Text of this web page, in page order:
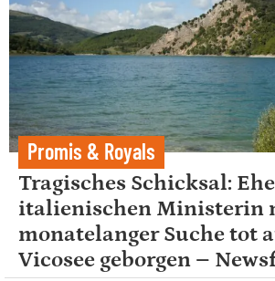
Promis & Royals
Tragisches Schicksal:
italienischen Ministerin
monatelanger Suche tot
Vicosee geborgen –